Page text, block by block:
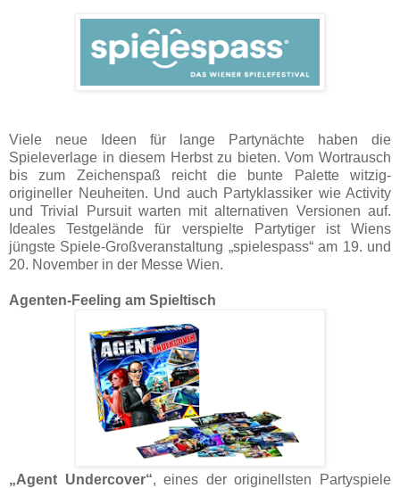
Viele neue Ideen für lange Partynächte haben die
Spieleverlage in diesem Herbst zu bieten. Vom Wortrausch
bis zum Zeichenspaß reicht die bunte Palette witzig-
origineller Neuheiten. Und auch Partyklassiker wie Activity
und Trivial Pursuit warten mit alternativen Versionen auf.
Ideales Testgelände für verspielte Partytiger ist Wiens
jüngste Spiele-Großveranstaltung „spielespass“ am 19. und
20. November in der Messe Wien.
Agenten-Feeling am Spieltisch
„Agent Undercover“, eines der originellsten Partyspiele